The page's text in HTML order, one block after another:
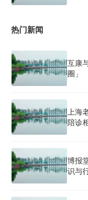
热门新闻
互康
圈」
上海
陪诊
博报
识与